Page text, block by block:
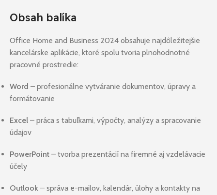
Obsah balíka
Office Home and Business 2024 obsahuje najdôležitejšie
kancelárske aplikácie, ktoré spolu tvoria plnohodnotné
pracovné prostredie:
Word – profesionálne vytváranie dokumentov, úpravy a
formátovanie
Excel – práca s tabuľkami, výpočty, analýzy a spracovanie
údajov
PowerPoint – tvorba prezentácií na firemné aj vzdelávacie
účely
Outlook – správa e-mailov, kalendár, úlohy a kontakty na